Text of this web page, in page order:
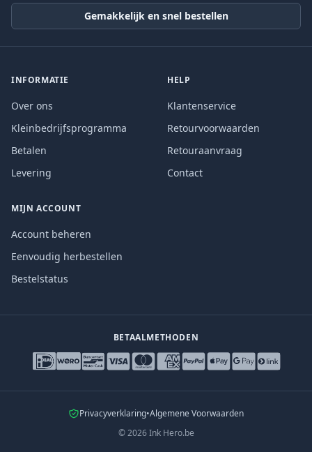
Gemakkelijk en snel bestellen
INFORMATIE
Over ons
Kleinbedrijfsprogramma
Betalen
Levering
HELP
Klantenservice
Retourvoorwaarden
Retouraanvraag
Contact
MIJN ACCOUNT
Account beheren
Eenvoudig herbestellen
Bestelstatus
BETAALMETHODEN
Privacyverklaring•Algemene Voorwaarden
©2026 Ink Hero.be